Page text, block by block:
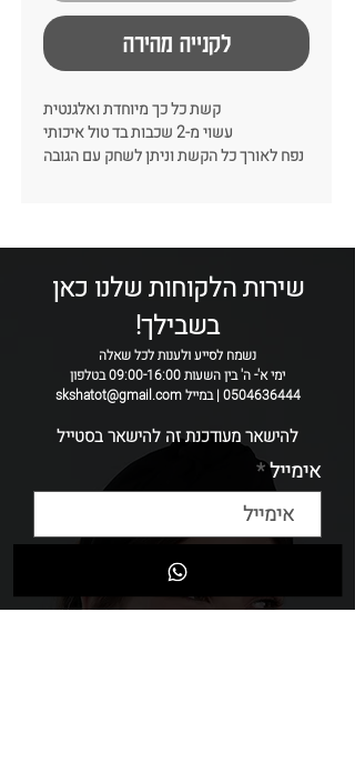
לקנייה מהירה
קשת כל כך מיוחדת ואלגנטית
עשוי מ-2 שכבות בד טול איכותי
נפח לאורך כל הקשת וניתן לשחק עם הגובה
•צבע: טורקיז
•רוחב: 6-7 סמ
כל קשת נתפרת בעבודת יד
ולכן ייתכנו שיינוים קטנים בין קשת לקשת.
שירות הלקוחות שלנו כאן
בשבילך!
נשמח לסייע ולענות לכל שאלה
ימי א'- ה' בין השעות 09:00-16:00 בטלפון
0504636444 | במייל skshatot@gmail.com
להישאר מעודכנת זה להישאר בסטייל
אימייל
שליחה